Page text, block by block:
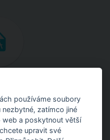
i praktickými ukázkami
používáme soubory
zatímco jiné
web a poskytnout větší
upravit své